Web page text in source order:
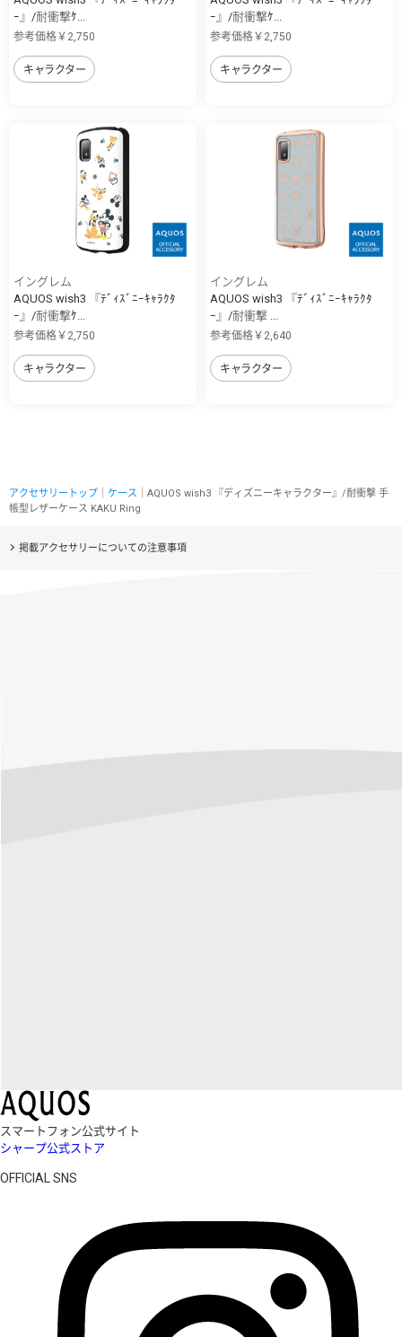
ｰ』/耐衝撃ｹ...
参考価格￥2,750
キャラクター
ｰ』/耐衝撃ｹ...
参考価格￥2,750
キャラクター
イングレム
AQUOS wish3 『ﾃﾞｨｽﾞﾆｰｷｬﾗｸﾀ
ｰ』/耐衝撃ｹ...
参考価格￥2,750
キャラクター
イングレム
AQUOS wish3 『ﾃﾞｨｽﾞﾆｰｷｬﾗｸﾀ
ｰ』/耐衝撃 ...
参考価格￥2,640
キャラクター
アクセサリートップ ケース ｜AQUOS wish3 『ディズニーキャラクター』/耐衝撃 手
帳型レザーケース KAKU Ring
掲載アクセサリーについての注意事項
スマートフォン公式サイト
シャープ公式ストア
OFFICIAL SNS